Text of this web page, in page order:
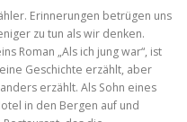
Erinnerungen betrügen uns
zu tun als wir denken.
Roman „Als ich jung war“, ist
Geschichte erzählt, aber
erzählt. Als Sohn eines
in den Bergen auf und